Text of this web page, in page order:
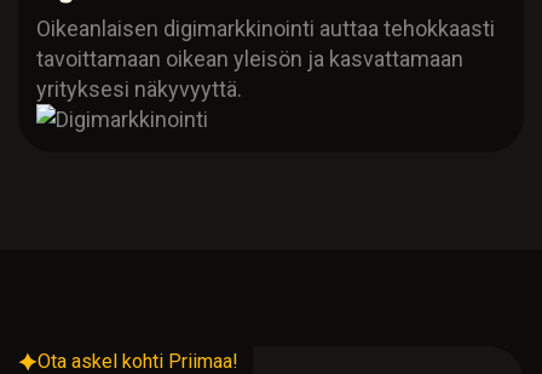
Oikeanlaisen digimarkkinointi auttaa tehokkaasti
tavoittamaan oikean yleisön ja kasvattamaan
yrityksesi näkyvyyttä.
Ota askel kohti Priimaa!